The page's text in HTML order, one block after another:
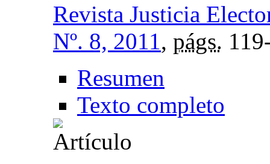
Revista Justicia
Nº. 8, 2011, págs.
Resumen
Texto completo